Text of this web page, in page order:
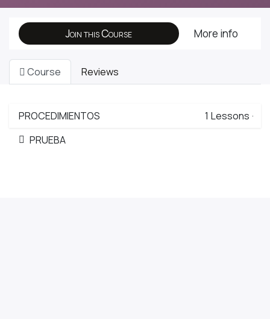
Join this Course More info
Course Reviews
PROCEDIMIENTOS 1 Lessons ·
PRUEBA